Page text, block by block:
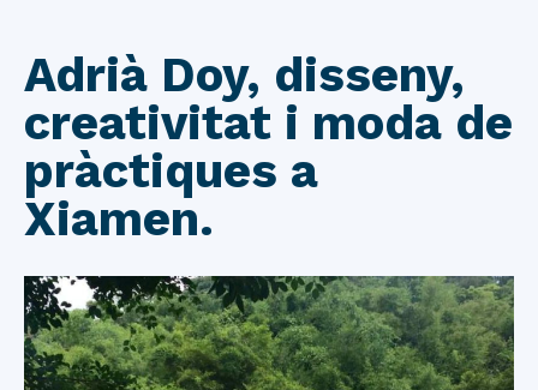
Adrià Doy, disseny,
creativitat i moda de
pràctiques a
Xiamen.